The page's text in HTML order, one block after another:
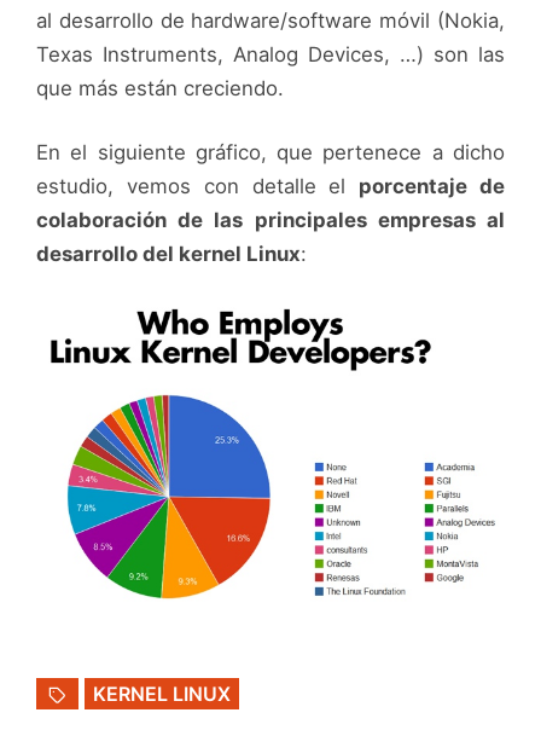
al desarrollo de hardware/software móvil (Nokia,
Texas Instruments, Analog Devices, …) son las
que más están creciendo.
En el siguiente gráfico, que pertenece a dicho
estudio, vemos con detalle el porcentaje de
colaboración de las principales empresas al
desarrollo del kernel Linux:
KERNEL LINUX